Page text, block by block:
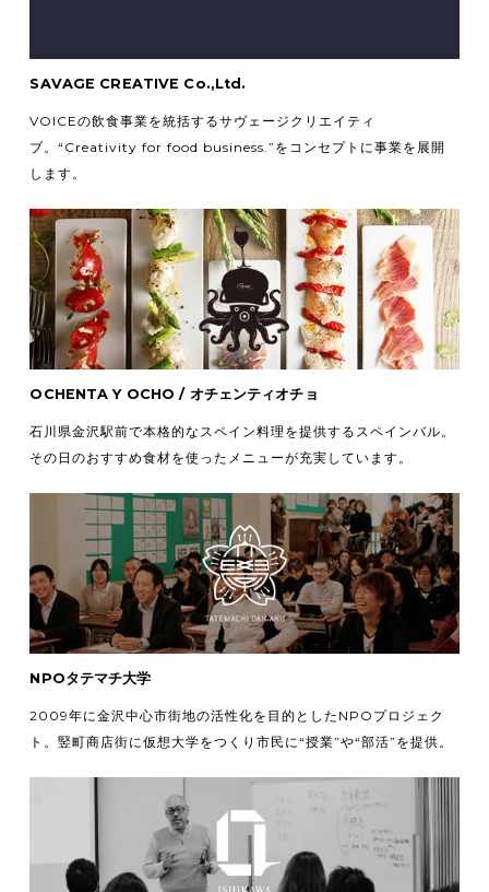
SAVAGE CREATIVE Co.,Ltd.
VOICEの飲食事業を統括するサヴェージクリエイティ
ブ。“Creativity for food business.”をコンセプトに事業を展開
します。
OCHENTA Y OCHO / オチェンティオチョ
石川県金沢駅前で本格的なスペイン料理を提供するスペインバル。
その日のおすすめ食材を使ったメニューが充実しています。
NPOタテマチ大学
2009年に金沢中心市街地の活性化を目的としたNPOプロジェク
ト。竪町商店街に仮想大学をつくり市民に“授業”や“部活”を提供。